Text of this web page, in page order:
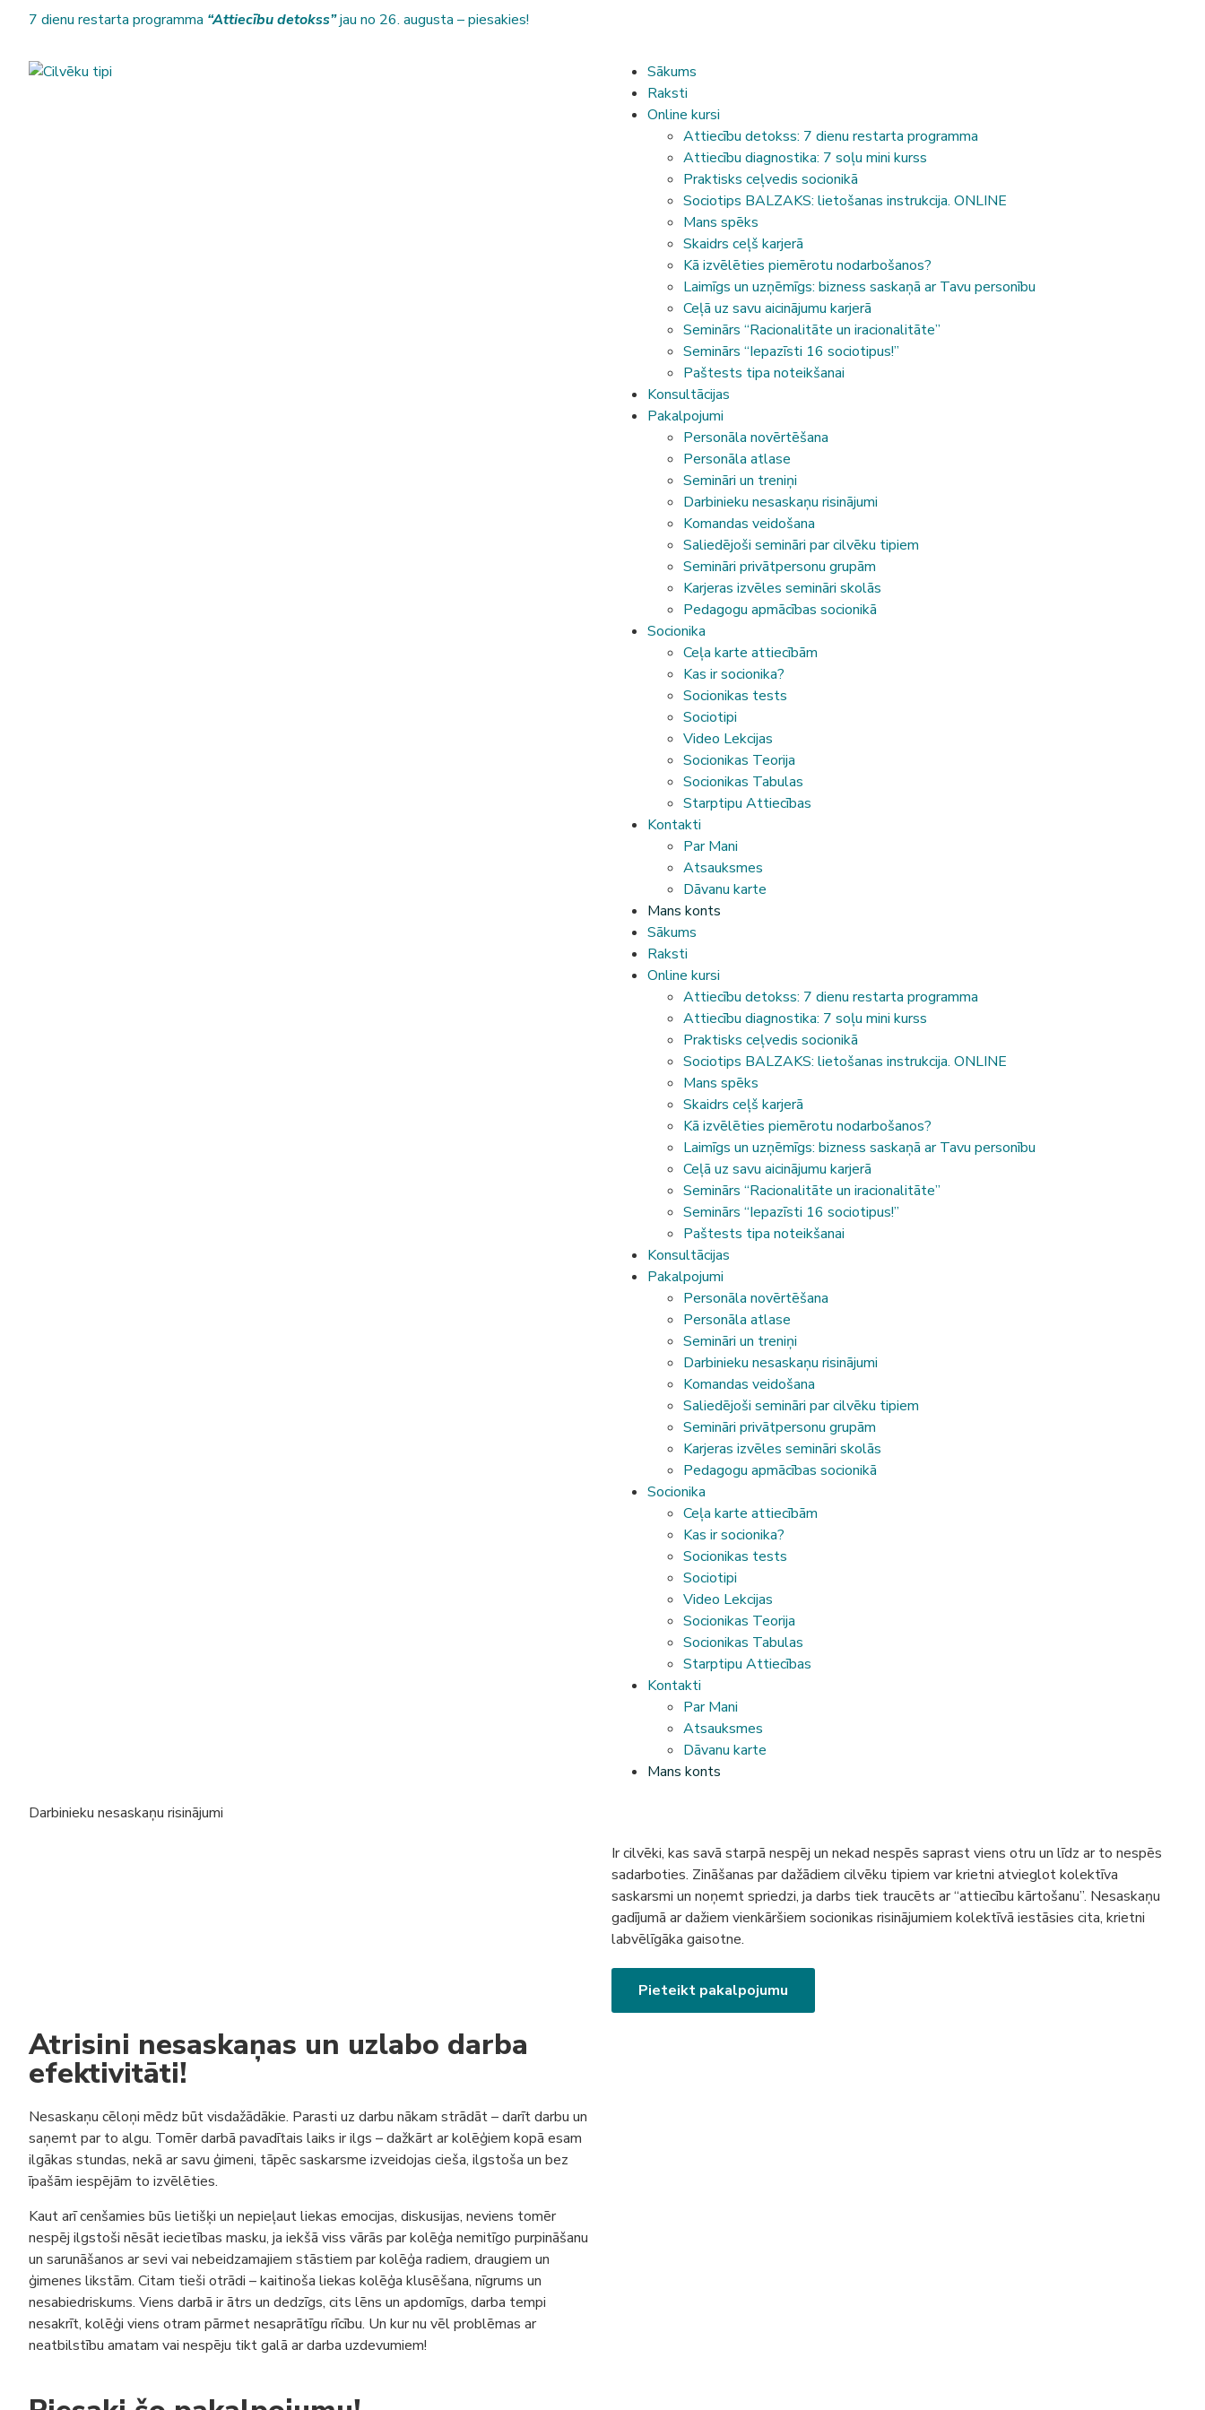
7 dienu restarta programma “Attiecību detokss”jau no 26. augusta – piesakies!
Sākums
Raksti
Online kursi
Attiecību detokss: 7 dienu restarta programma
Attiecību diagnostika: 7 soļu mini kurss
Praktisks ceļvedis socionikā
Sociotips BALZAKS: lietošanas instrukcija. ONLINE
Mans spēks
Skaidrs ceļš karjerā
Kā izvēlēties piemērotu nodarbošanos?
Laimīgs un uzņēmīgs: bizness saskaņā ar Tavu personību
Ceļā uz savu aicinājumu karjerā
Seminārs “Racionalitāte un iracionalitāte”
Seminārs “Iepazīsti 16 sociotipus!”
Paštests tipa noteikšanai
Konsultācijas
Pakalpojumi
Personāla novērtēšana
Personāla atlase
Semināri un treniņi
Darbinieku nesaskaņu risinājumi
Komandas veidošana
Saliedējoši semināri par cilvēku tipiem
Semināri privātpersonu grupām
Karjeras izvēles semināri skolās
Pedagogu apmācības socionikā
Socionika
Ceļa karte attiecībām
Kas ir socionika?
Socionikas tests
Sociotipi
Video Lekcijas
Socionikas Teorija
Socionikas Tabulas
Starptipu Attiecības
Kontakti
Par Mani
Atsauksmes
Dāvanu karte
Mans konts
Sākums
Raksti
Online kursi
Attiecību detokss: 7 dienu restarta programma
Attiecību diagnostika: 7 soļu mini kurss
Praktisks ceļvedis socionikā
Sociotips BALZAKS: lietošanas instrukcija. ONLINE
Mans spēks
Skaidrs ceļš karjerā
Kā izvēlēties piemērotu nodarbošanos?
Laimīgs un uzņēmīgs: bizness saskaņā ar Tavu personību
Ceļā uz savu aicinājumu karjerā
Seminārs “Racionalitāte un iracionalitāte”
Seminārs “Iepazīsti 16 sociotipus!”
Paštests tipa noteikšanai
Konsultācijas
Pakalpojumi
Personāla novērtēšana
Personāla atlase
Semināri un treniņi
Darbinieku nesaskaņu risinājumi
Komandas veidošana
Saliedējoši semināri par cilvēku tipiem
Semināri privātpersonu grupām
Karjeras izvēles semināri skolās
Pedagogu apmācības socionikā
Socionika
Ceļa karte attiecībām
Kas ir socionika?
Socionikas tests
Sociotipi
Video Lekcijas
Socionikas Teorija
Socionikas Tabulas
Starptipu Attiecības
Kontakti
Par Mani
Atsauksmes
Dāvanu karte
Mans konts
Darbinieku nesaskaņu risinājumi
Ir cilvēki, kas savā starpā nespēj un nekad nespēs saprast viens otru un līdz ar to nespēs
sadarboties. Zināšanas par dažādiem cilvēku tipiem var krietni atvieglot kolektīva
saskarsmi un noņemt spriedzi, ja darbs tiek traucēts ar “attiecību kārtošanu”. Nesaskaņu
gadījumā ar dažiem vienkāršiem socionikas risinājumiem kolektīvā iestāsies cita, krietni
labvēlīgāka gaisotne.
Pieteikt pakalpojumu
Atrisini nesaskaņas un uzlabo darba
efektivitāti!
Nesaskaņu cēloņi mēdz būt visdažādākie. Parasti uz darbu nākam strādāt – darīt darbu un
saņemt par to algu. Tomēr darbā pavadītais laiks ir ilgs – dažkārt ar kolēģiem kopā esam
ilgākas stundas, nekā ar savu ģimeni, tāpēc saskarsme izveidojas cieša, ilgstoša un bez
īpašām iespējām to izvēlēties.
Kaut arī cenšamies būs lietišķi un nepieļaut liekas emocijas, diskusijas, neviens tomēr
nespēj ilgstoši nēsāt iecietības masku, ja iekšā viss vārās par kolēģa nemitīgo purpināšanu
un sarunāšanos ar sevi vai nebeidzamajiem stāstiem par kolēģa radiem, draugiem un
ģimenes likstām. Citam tieši otrādi – kaitinoša liekas kolēģa klusēšana, nīgrums un
nesabiedriskums. Viens darbā ir ātrs un dedzīgs, cits lēns un apdomīgs, darba tempi
nesakrīt, kolēģi viens otram pārmet nesaprātīgu rīcību. Un kur nu vēl problēmas ar
neatbilstību amatam vai nespēju tikt galā ar darba uzdevumiem!